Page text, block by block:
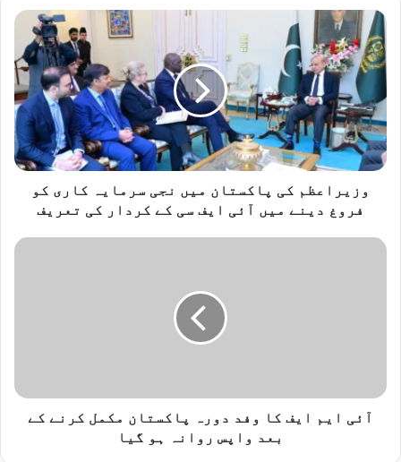
و
ز
ی
ر
ا
ظ
م
ک
ک
ن
وزیراعظم کی پاکستان میں نجی سرمایہ کاری کو
فروغ دینے میں آئی ایف سی کے کردار کی تعریف
آ
ف
آئی ایم ایف کا وفد دورہ پاکستان مکمل کرنے کے
بعد واپس روانہ ہو گیا